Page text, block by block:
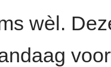
wèl.